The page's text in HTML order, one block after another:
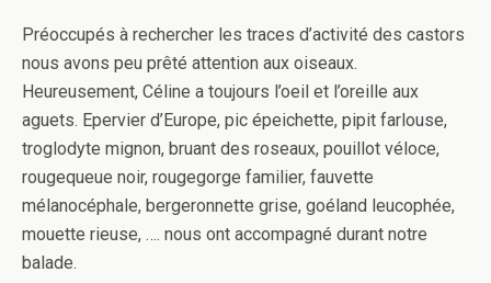
Préoccupés à rechercher les traces d’activité des castors
nous avons peu prêté attention aux oiseaux.
Heureusement, Céline a toujours l’oeil et l’oreille aux
aguets. Epervier d’Europe, pic épeichette, pipit farlouse,
troglodyte mignon, bruant des roseaux, pouillot véloce,
rougequeue noir, rougegorge familier, fauvette
mélanocéphale, bergeronnette grise, goéland leucophée,
mouette rieuse, …. nous ont accompagné durant notre
balade.